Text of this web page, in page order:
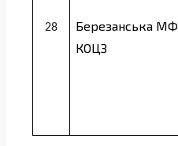
28
Березанська МФ
КОЦЗ